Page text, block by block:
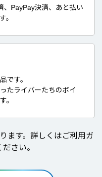
、PayPay決済、あと払い
。
です。
たライバーたちのボイ
。
ます。詳しくはご利用ガ
さい。